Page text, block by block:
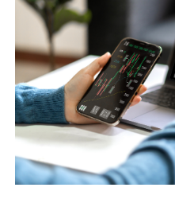
運営会社
ファミリーオフィスとは
関連書籍
メールマガジン登録
よくある質問